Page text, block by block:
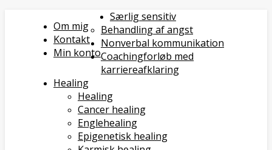
Om mig
Kontakt
Min konto
Særlig sensitiv
Behandling af angst
Nonverbal kommunikation
Coachingforløb med
karriereafklaring
Healing
Healing
Cancer healing
Englehealing
Epigenetisk healing